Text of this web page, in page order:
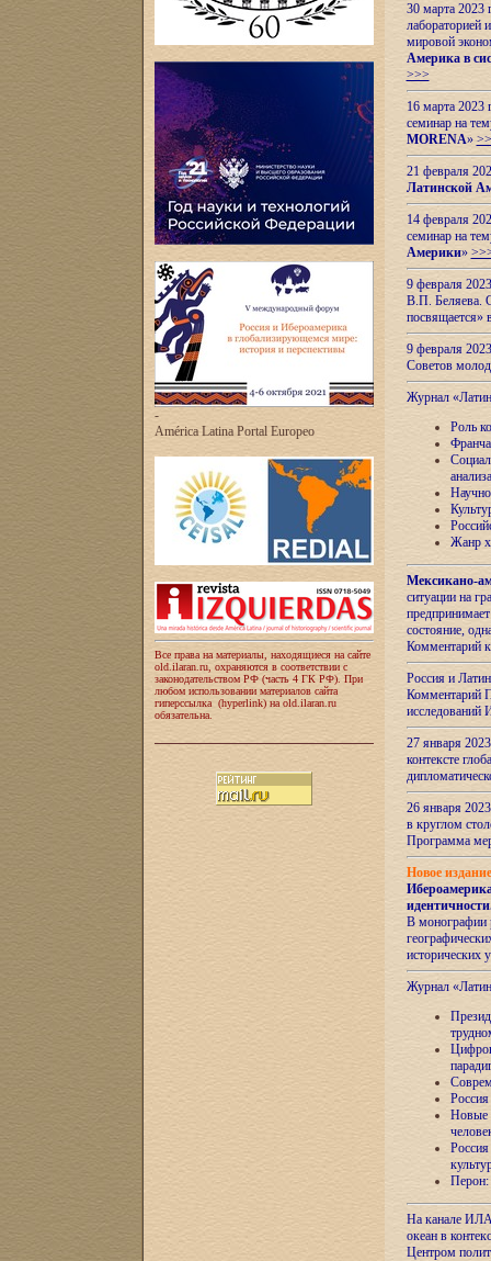
-
América Latina Portal Europeo
Все права на материалы, находящиеся на сайте
old.ilaran.ru, охраняются в соответствии с
законодательством РФ (часть 4 ГК РФ). При
любом использовании материалов сайта
гиперссылка (hyperlink) на old.ilaran.ru
обязательна.
30 марта 2023
лабораторией
мировой
Америка в
>>>
16 марта 2023
семинар на
MORENA»
21 февраля
Латинской
14 февраля
семинар на
Америки»
9 февраля
В.П. Беляева.
посвящается»
9 февраля
Советов
Журнал
Роль
анализа
Жанр
Мексикано-
ситуации на
состояние,
Комментарий
Россия и
Комментарий
27 января
контексте
26 января
в круглом
Программа
Новое
идентичности
В монографии
исторических
Журнал
Новые
Перон:
На канале
океан в
Центром